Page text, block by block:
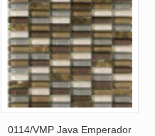
0114/VMP Java Emperador